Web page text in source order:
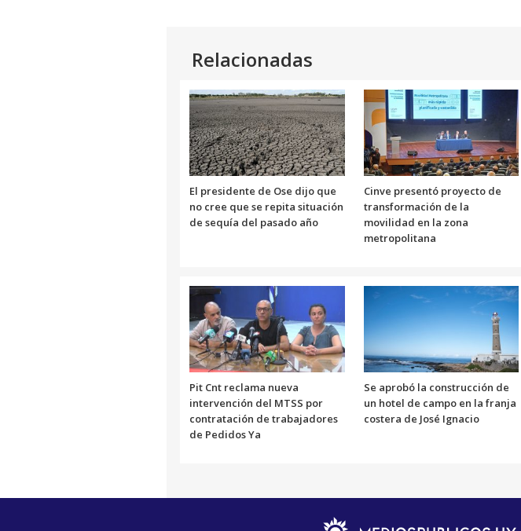
Relacionadas
El presidente de Ose dijo que
no cree que se repita situación
de sequía del pasado año
Cinve presentó proyecto de
transformación de la
movilidad en la zona
metropolitana
Pit Cnt reclama nueva
intervención del MTSS por
contratación de trabajadores
de Pedidos Ya
Se aprobó la construcción de
un hotel de campo en la franja
costera de José Ignacio